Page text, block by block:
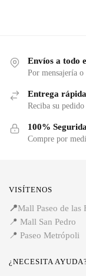
Envíos a todo
Por mensajería o
Entrega rápida
Reciba su
100%
Compre por
VISÍTENOS
📍Mall Paseo de las
📍 Mall San Pedro
📍 Paseo Metrópoli
¿NECESITA